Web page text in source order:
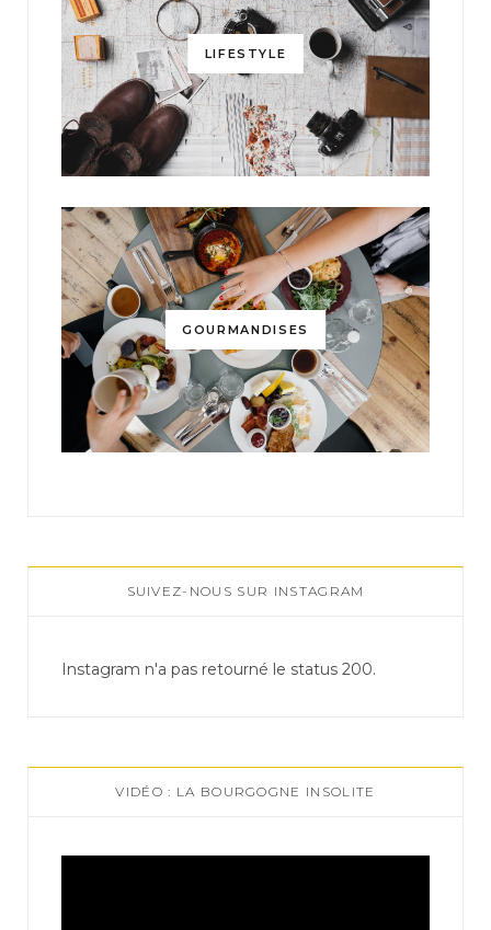
LIFESTYLE
GOURMANDISES
SUIVEZ-NOUS SUR INSTAGRAM
Instagram n'a pas retourné le status 200.
VIDÉO : LA BOURGOGNE INSOLITE